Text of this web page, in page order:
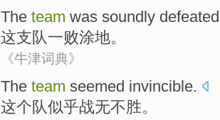
The team was soundly
这支队一败涂地。
《牛津词典》
The team seemed invincible.
这个队似乎战无不胜。